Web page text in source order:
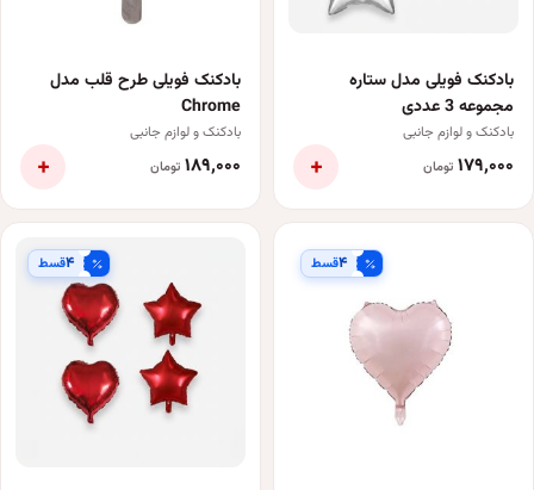
بادکنک فویلی مدل ستاره
مجموعه 3 عددی
بادکنک و لوازم جانبی
۱۷۹٬۰۰۰ تومان +
بادکنک فویلی طرح قلب مدل
Chrome
بادکنک و لوازم جانبی
۱۸۹٬۰۰۰ تومان +
۴قسط ۴قسط